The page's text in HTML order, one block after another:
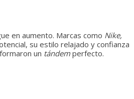
en aumento. Marcas como Nike,
su estilo relajado y confianza
un tándem perfecto.